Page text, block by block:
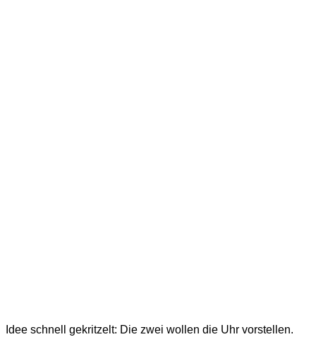
Idee schnell gekritzelt: Die zwei wollen die Uhr vorstellen.